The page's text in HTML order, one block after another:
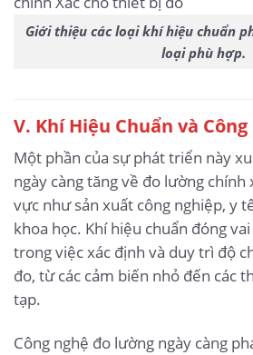
Giới thiệu các loại khí hiệu chuẩn
loại phù hợp.
V. Khí Hiệu Chuẩn và Công
Một phần của sự phát triển này
ngày càng tăng về đo lường chính
vực như sản xuất công nghiệp, y
khoa học. Khí hiệu chuẩn đóng
trong việc xác định và duy trì độ
đo, từ các cảm biến nhỏ đến các
tạp.
Công nghệ đo lường ngày càng